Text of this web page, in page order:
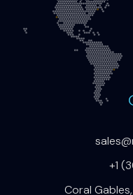
+1
Coral